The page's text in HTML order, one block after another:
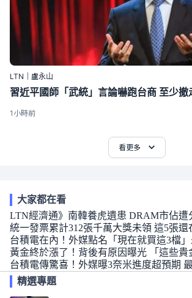
LTN｜盧永山
習近平國師「武統」言論嚇跑台商 至少撤
1小時前
看更多
大家都在看
LTN經濟通》南韓養虎遺患 DRAM市佔遭
統一發票累計312張千萬大獎未領 這5張還
台積電在內！外媒點名「現在就買這3檔
黃金終於漲了！背後有原因曝光 「這些貴
台積電傳驚喜！外媒曝3奈米進度超預期
精選專題